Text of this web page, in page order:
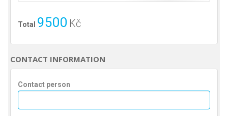
Total 9500 Kč
CONTACT INFORMATION
Contact person